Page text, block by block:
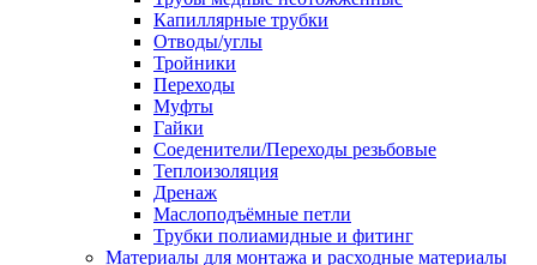
Капиллярные трубки
Отводы/углы
Тройники
Переходы
Муфты
Гайки
Соеденители/Переходы резьбовые
Теплоизоляция
Дренаж
Маслоподъёмные петли
Трубки полиамидные и фитинг
Материалы для монтажа и расходные материалы